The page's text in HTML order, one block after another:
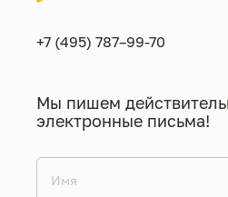
+7 (495) 787–99-70
Мы пишем
электронные письма!